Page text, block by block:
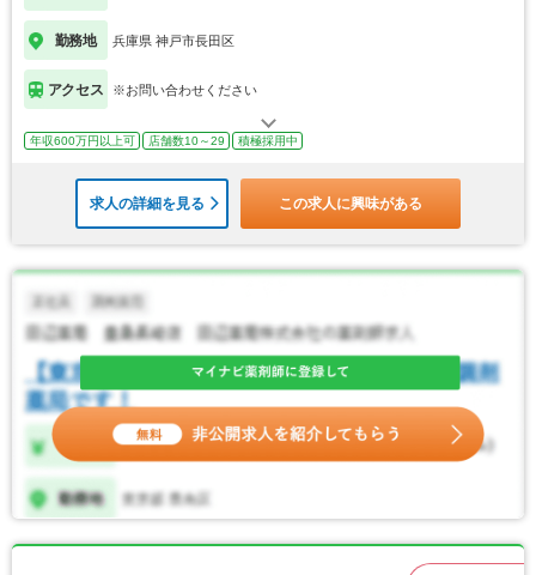
勤務地 兵庫県 神戸市長田区
アクセス ※お問い合わせください
年収600万円以上可 店舗数10～29 積極採用中
求人の詳細を見る この求人に興味がある